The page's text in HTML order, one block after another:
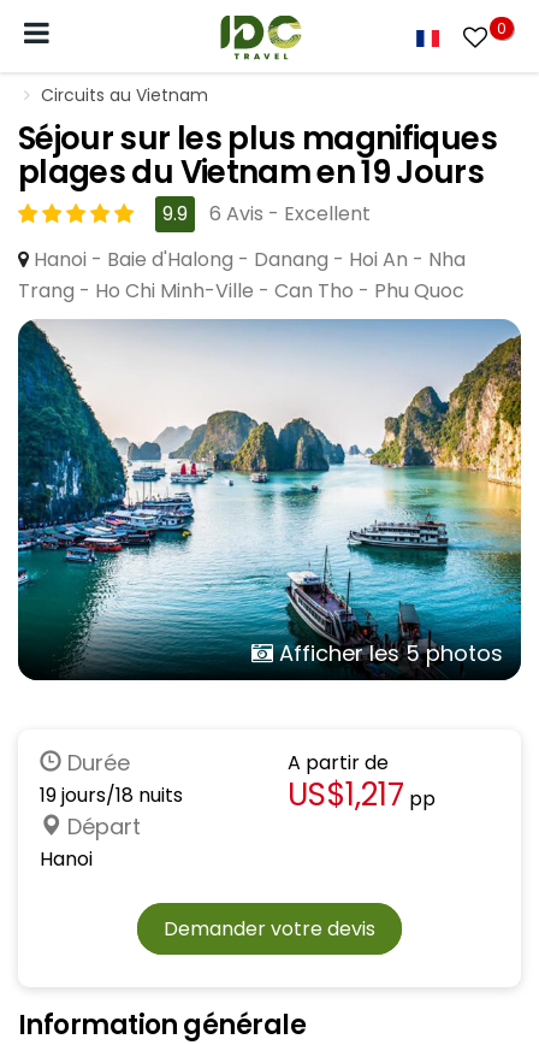
0
Circuits au Vietnam
Séjour sur les plus magnifiques
plages du Vietnam en 19 Jours
9.9
6 Avis - Excellent
Hanoi - Baie d'Halong - Danang - Hoi An - Nha
Trang - Ho Chi Minh-Ville - Can Tho - Phu Quoc
Afficher les 5 photos
Durée
19 jours/18 nuits
Départ
Hanoi
A partir de
US$1,217 pp
Demander votre devis
Information générale